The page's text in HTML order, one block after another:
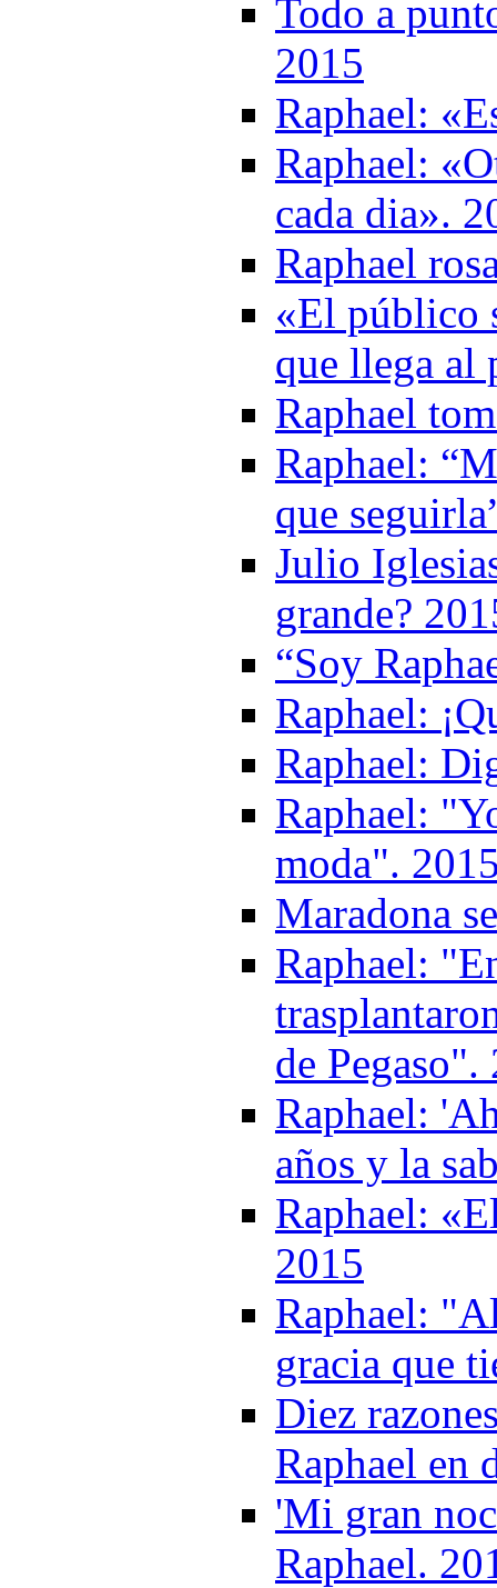
Todo a
2015
Raphael:
Raphael:
cada dia».
Raphael
«El público
que llega al
Raphael
Raphael:
que
Julio
grande?
“Soy
Raphael:
Raphael:
Raphael:
moda".
Maradona
Raphael:
de Pegaso".
Raphael:
años y la
Raphael:
2015
Raphael:
gracia que
Diez
Raphael en
'Mi gran
Raphael.